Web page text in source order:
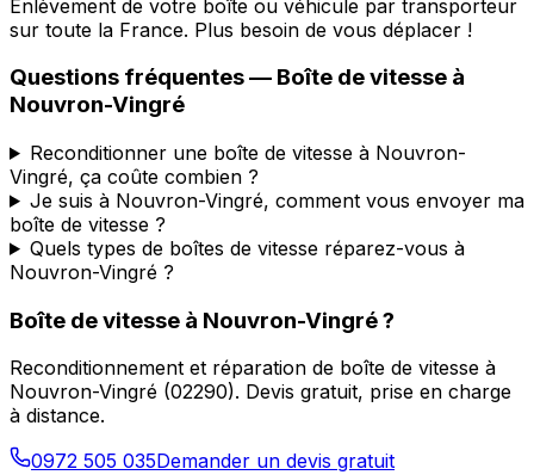
Enlèvement de votre boîte ou véhicule par transporteur
sur toute la France. Plus besoin de vous déplacer !
Questions fréquentes — Boîte de vitesse à
Nouvron-Vingré
Reconditionner une boîte de vitesse à Nouvron-
Vingré, ça coûte combien ?
Je suis à Nouvron-Vingré, comment vous envoyer ma
boîte de vitesse ?
Quels types de boîtes de vitesse réparez-vous à
Nouvron-Vingré ?
Boîte de vitesse à Nouvron-Vingré?
Reconditionnement et réparation de boîte de vitesse à
Nouvron-Vingré (02290). Devis gratuit, prise en charge
à distance.
0972 505 035Demander un devis gratuit